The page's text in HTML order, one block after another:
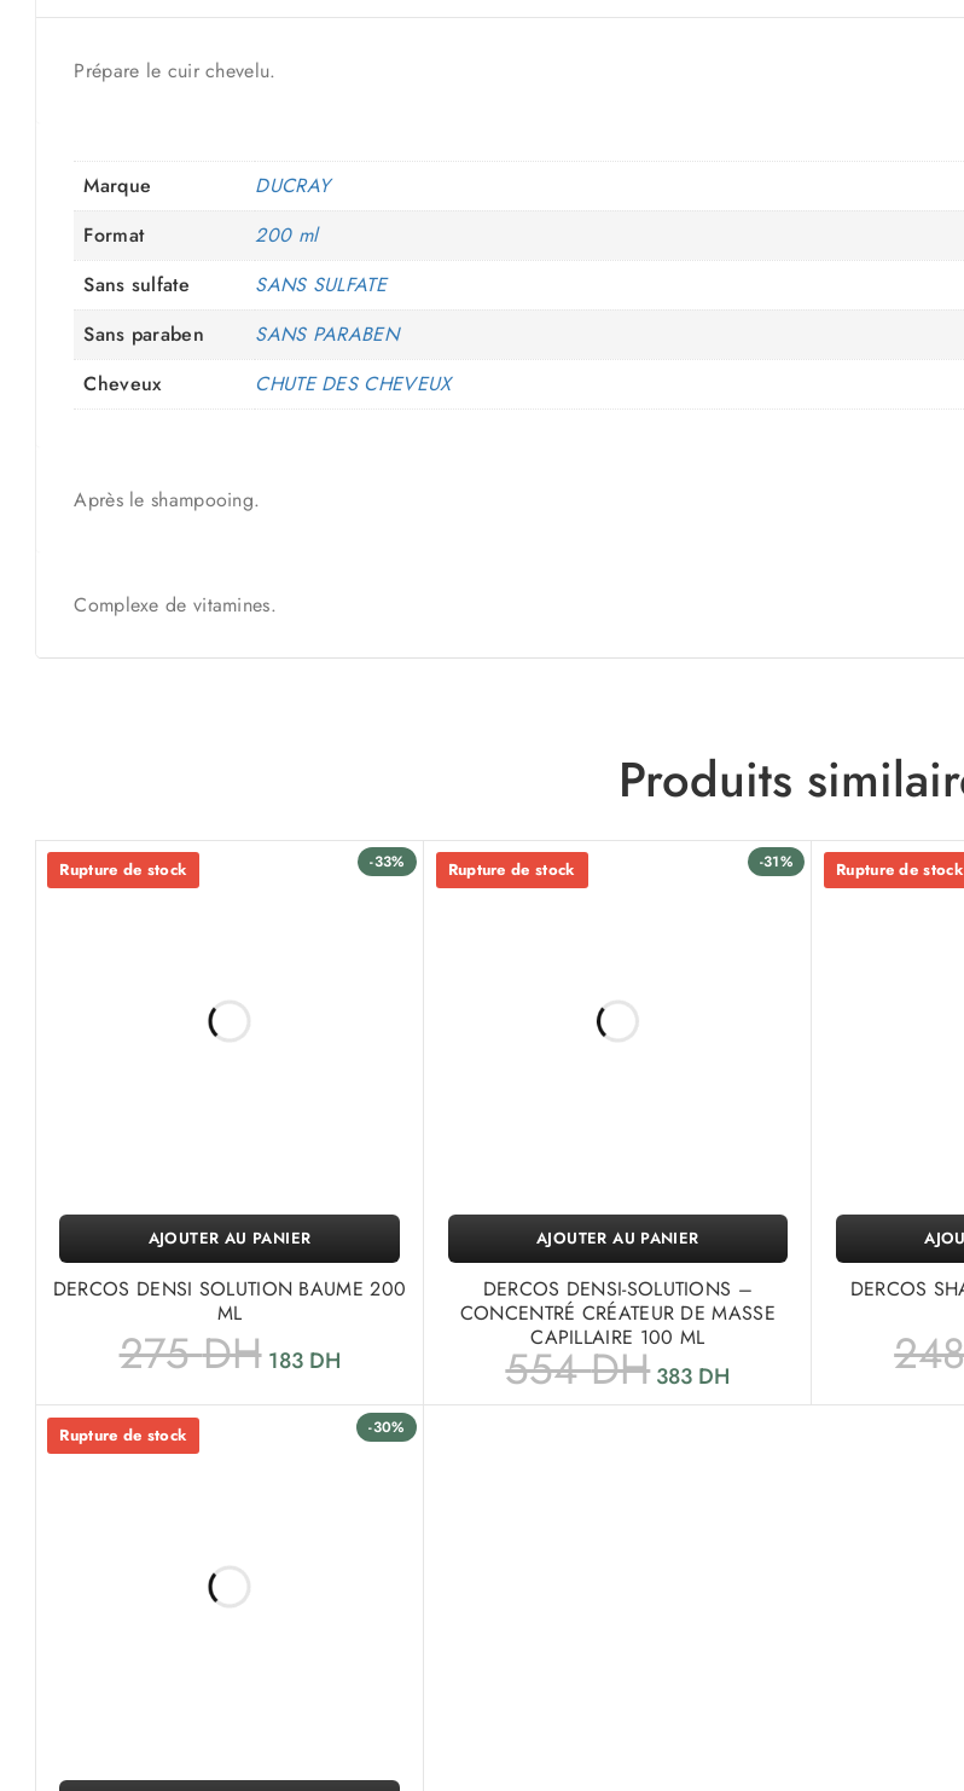
Prépare le cuir chevelu.
Marque
DUCRAY
Format
200 ml
Sans sulfate
SANS SULFATE
Sans paraben
SANS PARABEN
Cheveux
CHUTE DES CHEVEUX
Après le shampooing.
Complexe de vitamines.
Produits
-33%
Rupture de stock
DERCOS DENSI SOLUTION BAUME 200
ML
275DH 183 DH
AJOUTER AU PANIER
-31%
Rupture de stock
DERCOS DENSI-SOLUTIONS –
CONCENTRÉ CRÉATEUR DE MASSE
CAPILLAIRE 100 ML
554DH 383 DH
AJOUTER AU PANIER
Rupture de stock
DERCOS
-30%
Rupture de stock